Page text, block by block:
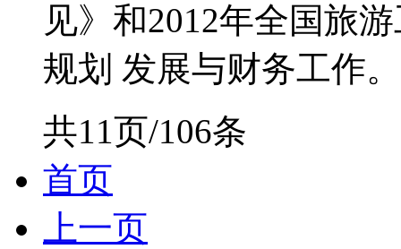
见》和2012年全国旅
规划 发展与财务工作
共11页/106条
首页
上一页